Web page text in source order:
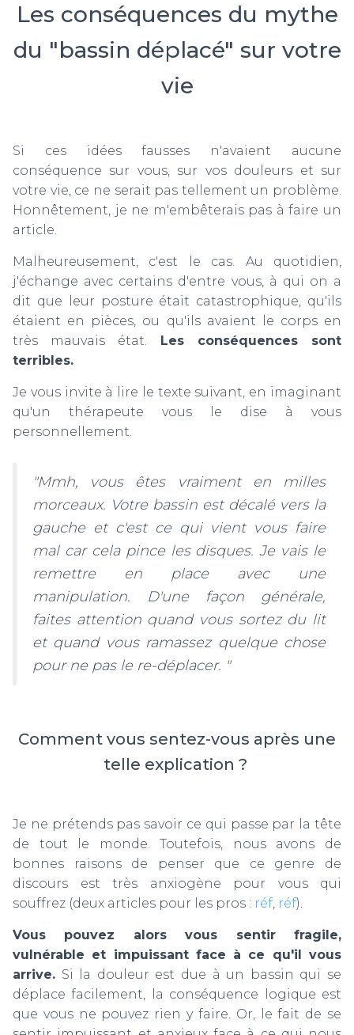
Les conséquences du mythe
du "bassin déplacé" sur votre
vie
Si ces idées fausses n'avaient aucune
conséquence sur vous, sur vos douleurs et sur
votre vie, ce ne serait pas tellement un problème.
Honnêtement, je ne m'embêterais pas à faire un
article.
Malheureusement, c'est le cas. Au quotidien,
j'échange avec certains d'entre vous, à qui on a
dit que leur posture était catastrophique, qu'ils
étaient en pièces, ou qu'ils avaient le corps en
très mauvais état. Les conséquences sont
terribles.
Je vous invite à lire le texte suivant, en imaginant
qu'un thérapeute vous le dise à vous
personnellement.
"Mmh, vous êtes vraiment en milles
morceaux. Votre bassin est décalé vers la
gauche et c'est ce qui vient vous faire
mal car cela pince les disques. Je vais le
remettre en place avec une
manipulation. D'une façon générale,
faites attention quand vous sortez du lit
et quand vous ramassez quelque chose
pour ne pas le re-déplacer. "
Comment vous sentez-vous après une
telle explication ?
Je ne prétends pas savoir ce qui passe par la tête
de tout le monde. Toutefois, nous avons de
bonnes raisons de penser que ce genre de
discours est très anxiogène pour vous qui
souffrez (deux articles pour les pros : réf, réf).
Vous pouvez alors vous sentir fragile,
vulnérable et impuissant face à ce qu'il vous
arrive. Si la douleur est due à un bassin qui se
déplace facilement, la conséquence logique est
que vous ne pouvez rien y faire. Or, le fait de se